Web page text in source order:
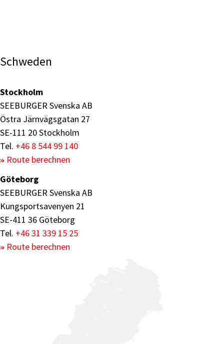
Schweden
Stockholm
SEEBURGER Svenska AB
Östra Järnvägsgatan 27
SE-111 20 Stockholm
Tel. +46 8 544 99 140
Route berechnen
Göteborg
SEEBURGER Svenska AB
Kungsportsavenyen 21
SE-411 36 Göteborg
Tel. +46 31 339 15 25
Route berechnen